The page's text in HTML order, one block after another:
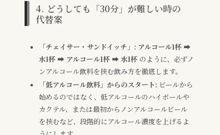
4. どうしても「30分」が難しい時の
代替案
「チェイサー・サンドイッチ」: アルコール1杯 ➡
水1杯 ➡ アルコール1杯 ➡ 水1杯のように、必ずノ
ンアルコール飲料を挟む飲み方を徹底します。
「低アルコール飲料」からのスタート: ビールから
始めるのではなく、低アルコールのハイボールや
カクテル、または最初からノンアルコールビール
を挟むなど、段階的にアルコール濃度を上げるよ